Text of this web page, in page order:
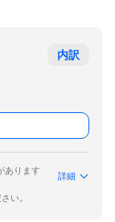
内訳
あります
詳細
い。